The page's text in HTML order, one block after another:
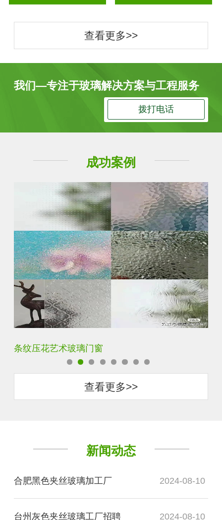
查看更多>>
我们—专注于玻璃解决方案与工程服务
拨打电话
成功案例
钢化超白长虹小灯芯压花钢化玻璃
查看更多>>
新闻动态
合肥黑色夹丝玻璃加工厂 2024-08-10
台州灰色夹丝玻璃工厂招聘 2024-08-10